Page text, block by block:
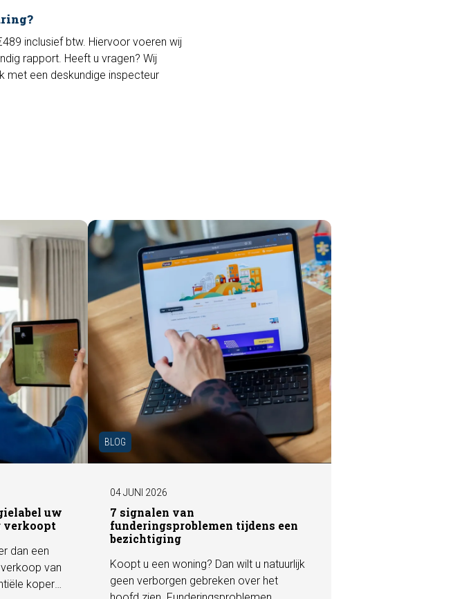
inclusief btw. Hiervoor voeren wij
rapport. Heeft u vragen? Wij
met een deskundige inspecteur
uw
verkoopt
dan een
van
kopers
BLOG
04 JUNI 2026
7 signalen van
funderingsproblemen tijdens een
bezichtiging
Koopt u een woning? Dan wilt u natuurlijk
geen verborgen gebreken over het